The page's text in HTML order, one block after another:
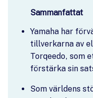
Sammanfattat
Yamaha har
tillverkarna av
Torqeedo, som
förstärka sin
Som världens